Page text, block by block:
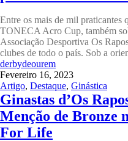
Entre os mais de mil praticantes
TONECA Acro Cup, também
Associação Desportiva Os
clubes de todo o país. Sob a
derbydeourem
Fevereiro 16, 2023
Artigo, Destaque, Ginástica
Ginastas d’Os
Menção de Bronze
For Life